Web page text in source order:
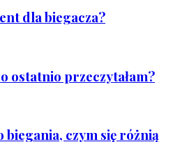
dla biegacza?
ostatnio przeczytałam?
biegania, czym się różnią